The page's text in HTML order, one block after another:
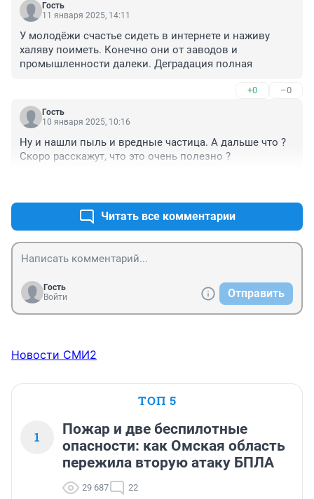
Гость
11 января 2025, 14:11
У молодёжи счастье сидеть в интернете и наживу
халяву поиметь. Конечно они от заводов и
промышленности далеки. Деградация полная
+0 –0
Гость
10 января 2025, 10:16
Ну и нашли пыль и вредные частица. А дальше что ?
Скоро расскажут, что это очень полезно ?
Читать все комментарии
Гость
Войти
Отправить
Новости СМИ2
ТОП 5
1
Пожар и две беспилотные
опасности: как Омская область
пережила вторую атаку БПЛА
29 687 22